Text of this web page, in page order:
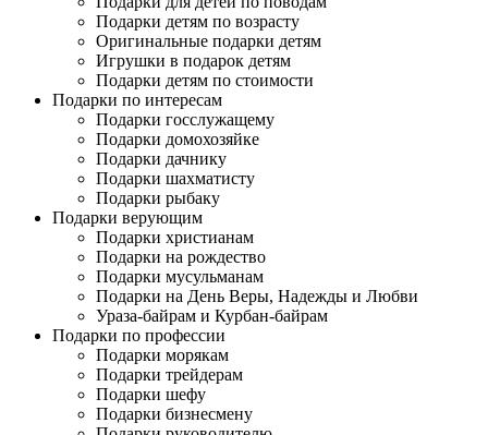
Подарки детям по возрасту
Оригинальные подарки детям
Игрушки в подарок детям
Подарки детям по стоимости
Подарки по интересам
Подарки госслужащему
Подарки домохозяйке
Подарки дачнику
Подарки шахматисту
Подарки рыбаку
Подарки верующим
Подарки христианам
Подарки на рождество
Подарки мусульманам
Подарки на День Веры, Надежды и Любви
Ураза-байрам и Курбан-байрам
Подарки по профессии
Подарки морякам
Подарки трейдерам
Подарки шефу
Подарки бизнесмену